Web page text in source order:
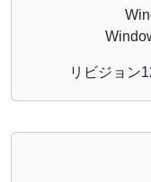
リビジョン